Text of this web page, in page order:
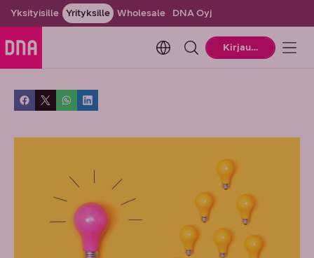
Yksityisille Yrityksille Wholesale DNA Oyj
Change language. Current
Kirjaudu